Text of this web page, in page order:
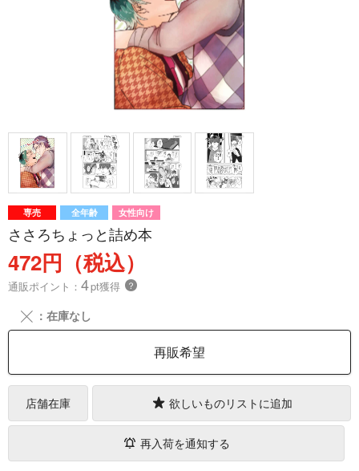
専売 全年齢 女性向け
ささろちょっと詰め本
472円（税込）
通販ポイント： 4pt獲得 ？
╳ ：在庫なし
再販希望
店舗在庫 欲しいものリストに追加
再入荷を通知する